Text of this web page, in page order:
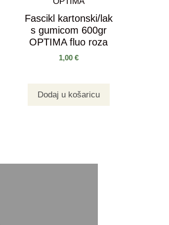
Fascikl kartonski/lak
s gumicom 600gr
OPTIMA fluo roza
1,00 €
Dodaj u košaricu